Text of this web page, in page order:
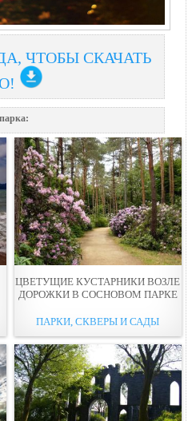
ЧТОБЫ СКАЧАТЬ
ЦВЕТУЩИЕ КУСТАРНИКИ ВОЗЛЕ
ДОРОЖКИ В СОСНОВОМ ПАРКЕ
ПАРКИ, СКВЕРЫ И САДЫ